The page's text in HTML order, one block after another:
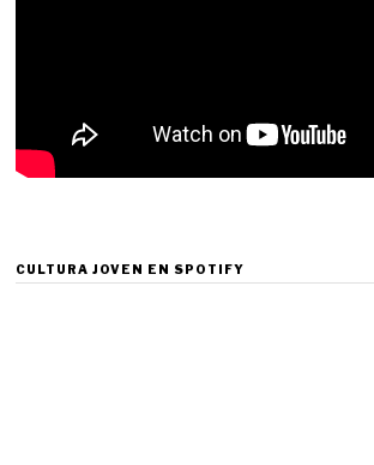
CULTURA JOVEN EN SPOTIFY